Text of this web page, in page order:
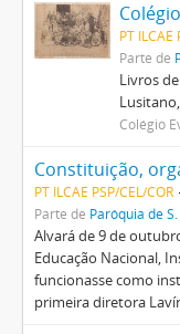
PT ILCAE
Parte de
Livros
Colégio
Constituição,
PT ILCAE PSP/CEL/COR
Parte de Paróquia de
Alvará de 9 de
Educação Nacional,
funcionasse como
primeira diretora